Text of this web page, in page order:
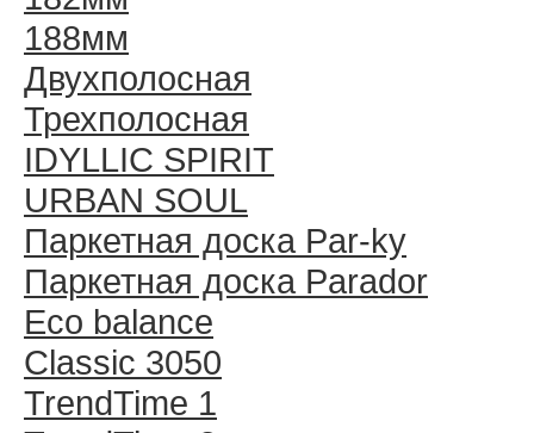
188мм
Двухполосная
Трехполосная
IDYLLIC SPIRIT
URBAN SOUL
Паркетная доска Par-ky
Паркетная доска Parador
Eco balance
Classic 3050
TrendTime 1